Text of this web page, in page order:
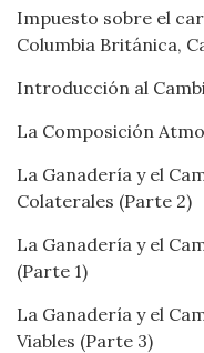
Impuesto sobre el
Columbia Británica,
Introducción al
La Composición
La Ganadería y el
Colaterales (Parte 2)
La Ganadería y el
(Parte 1)
La Ganadería y el
Viables (Parte 3)